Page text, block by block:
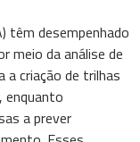
têm desempenhado
meio da análise de
a criação de trilhas
enquanto
a prever